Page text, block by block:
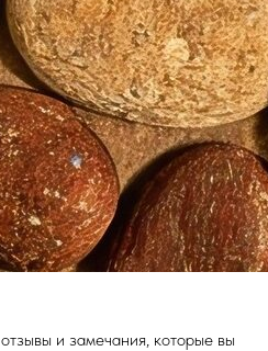
и замечания, которые вы